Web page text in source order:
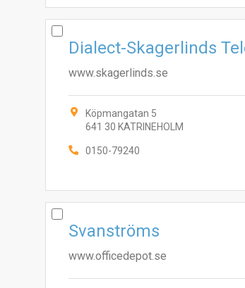
Dialect-Skagerlinds
www.skagerlinds.se
Köpmangatan 5
641 30 KATRINEHOLM
0150-79240
Svanströms
www.officedepot.se